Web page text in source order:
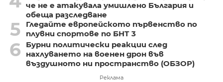
че не е атакувала умишлено България и
обеща разследване
5
Гледайте европейското първенство по
плувни спортове по БНТ 3
6
Бурни политически реакции след
нахлуването на военен дрон във
въздушното ни пространство (ОБЗОР)
Реклама